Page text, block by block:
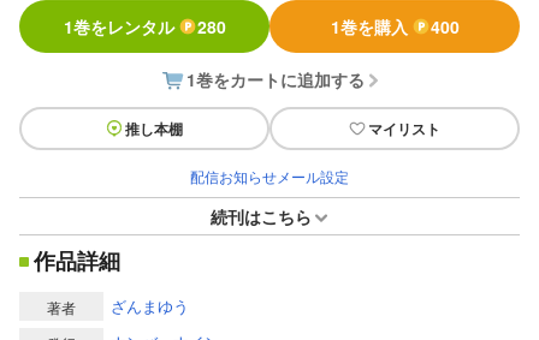
1巻をレンタル 280 1巻を購入 400
1巻をカートに追加する
推し本棚 マイリスト
配信お知らせメール設定
続刊はこちら
作品詳細
著者 ざんまゆう